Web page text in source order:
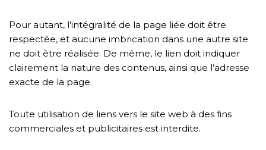
Pour autant, l’intégralité de la page liée doit être
respectée, et aucune imbrication dans une autre site
ne doit être réalisée. De même, le lien doit indiquer
clairement la nature des contenus, ainsi que l’adresse
exacte de la page.
Toute utilisation de liens vers le site web à des fins
commerciales et publicitaires est interdite.